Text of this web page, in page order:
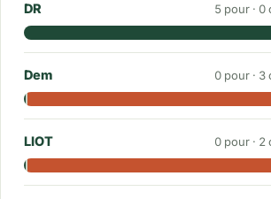
DR 5 pour · 0
Dem 0 pour · 3
LIOT 0 pour · 2